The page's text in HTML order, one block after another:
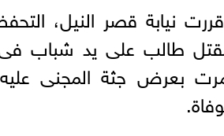
نيابة قصر النيل،
طالب على يد شباب فى
بعرض جثة المجنى